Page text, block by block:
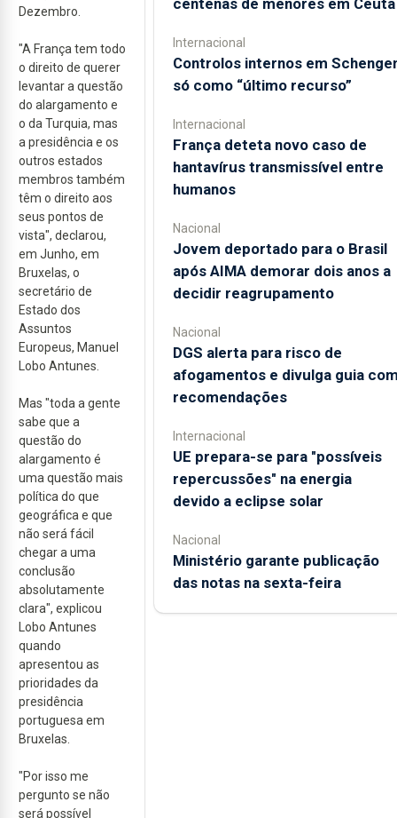
Dezembro.
"A França tem todo
o direito de querer
levantar a questão
do alargamento e
o da Turquia, mas
a presidência e os
outros estados
membros também
têm o direito aos
seus pontos de
vista", declarou,
em Junho, em
Bruxelas, o
secretário de
Estado dos
Assuntos
Europeus, Manuel
Lobo Antunes.
Mas "toda a gente
sabe que a
questão do
alargamento é
uma questão mais
política do que
geográfica e que
não será fácil
chegar a uma
conclusão
absolutamente
clara", explicou
Lobo Antunes
quando
apresentou as
prioridades da
presidência
portuguesa em
Bruxelas.
"Por isso me
pergunto se não
será possível
centenas de menores em Ceuta
Internacional
Controlos internos em
só como “último recurso”
Internacional
França deteta novo caso de
hantavírus transmissível entre
humanos
Nacional
Jovem deportado para o Brasil
após AIMA demorar dois anos a
decidir reagrupamento
Nacional
DGS alerta para risco de
afogamentos e divulga guia
recomendações
Internacional
UE prepara-se para "possíveis
repercussões" na energia
devido a eclipse solar
Nacional
Ministério garante publicação
das notas na sexta-feira